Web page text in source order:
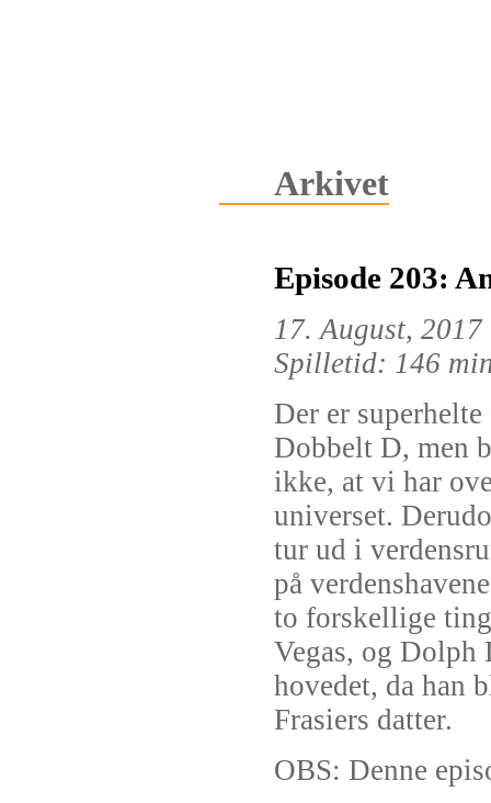
Arkivet
Episode 203:
17. August, 2017
Spilletid: 146
Der er
Dobbelt D, men
ikke, at vi har
universet.
tur ud i
på
to forskellige
Vegas, og Dolph
hovedet, da han
Frasiers datter.
OBS: Denne